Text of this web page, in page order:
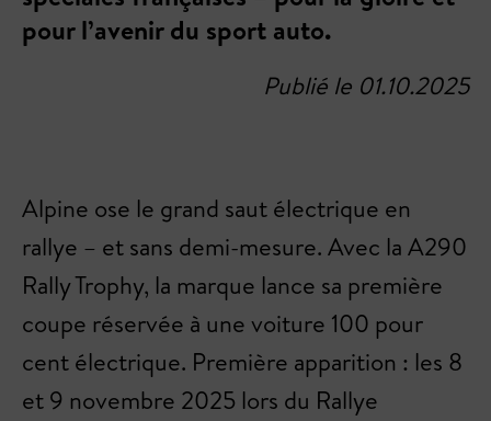
pour l’avenir du sport auto.
Publié le 01.10.2025
Alpine ose le grand saut électrique en
rallye – et sans demi-mesure. Avec la A290
Rally Trophy, la marque lance sa première
coupe réservée à une voiture 100 pour
cent électrique. Première apparition : les 8
et 9 novembre 2025 lors du Rallye